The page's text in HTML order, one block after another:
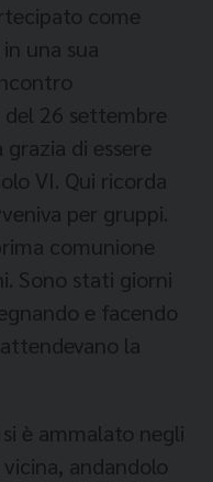
come
una sua
26 settembre
di essere
VI. Qui ricorda
per gruppi.
comunione
Sono stati giorni
e facendo
la
è ammalato negli
andandolo